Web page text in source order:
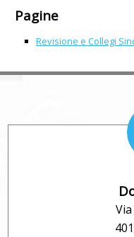
Pagine
Revisione e Collegi